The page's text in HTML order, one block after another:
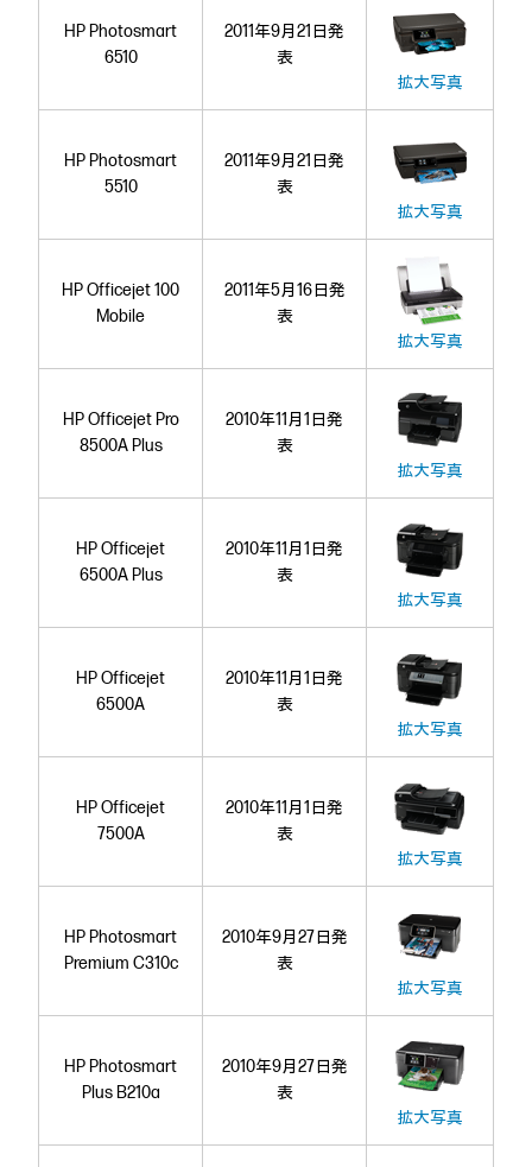
HP Photosmart
6510
2011年9月21日発
表
拡大写真
HP Photosmart
5510
2011年9月21日発
表
拡大写真
HP Officejet 100
Mobile
2011年5月16日発
表
拡大写真
HP Officejet Pro
8500A Plus
2010年11月1日発
表
拡大写真
HP Officejet
6500A Plus
2010年11月1日発
表
拡大写真
HP Officejet
6500A
2010年11月1日発
表
拡大写真
HP Officejet
7500A
2010年11月1日発
表
拡大写真
HP Photosmart
Premium C310c
2010年9月27日発
表
拡大写真
HP Photosmart
Plus B210a
2010年9月27日発
表
拡大写真